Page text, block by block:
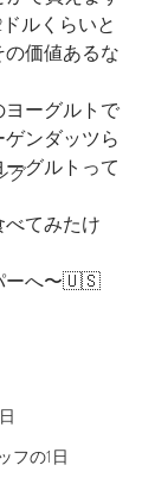
グ
フの1日
ルくらいと
価値あるな
ーグルトで
ンダッツら
グルトって
てみたけ
ーへ〜🇺🇸